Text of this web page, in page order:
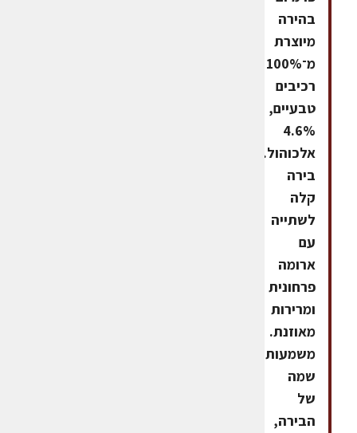
בהירה
מיוצרת
מ־100%
רכיבים
טבעיים,
4.6%
אלכוהול.
בירה
קלה
לשתייה
עם
ארומה
פרחונית
ומרירות
מאוזנת.
משמעות
שמה
של
הבירה,